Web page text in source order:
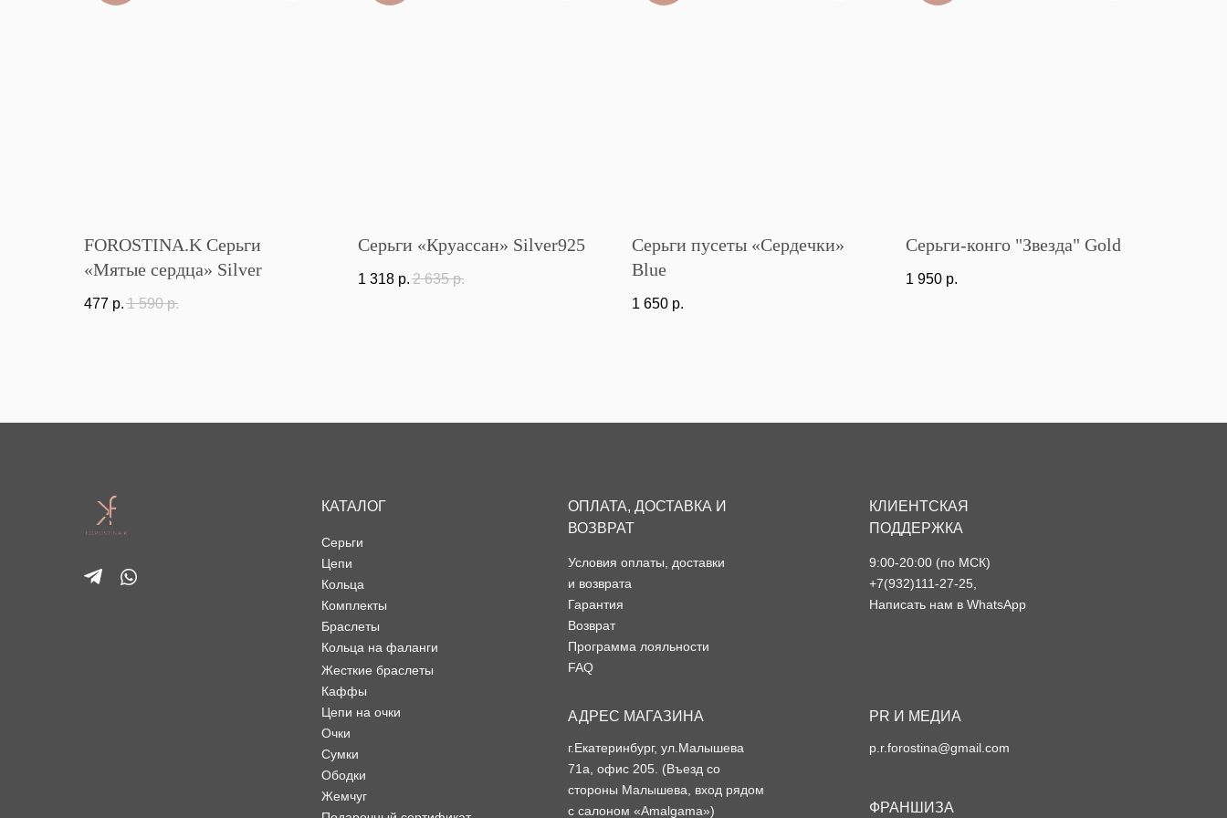
FOROSTINA.K Серьги
«Мятые сердца» Silver
477 р. 1 590 р.
Серьги «Круассан» Silver925
1 318 р. 2 635 р.
Серьги пусеты «Сердечки»
Blue
1 650 р.
Серьги-конго "Звезда" Gold
1 950 р.
Серьги
Цепи
Кольца
Комплекты
Браслеты
Кольца на фаланги
Условия оплаты, доставки
и возврата
Гарантия
Возврат
Программа лояльности
FAQ
КАТАЛОГ
ОПЛАТА, ДОСТАВКА И
ВОЗВРАТ
КЛИЕНТСКАЯ
ПОДДЕРЖКА
Жесткие браслеты
Каффы
Цепи на очки
Очки
Сумки
Ободки
Жемчуг
АДРЕС МАГАЗИНА
г.Екатеринбург, ул.Малышева
71а, офис 205. (Въезд со
стороны Малышева, вход рядом
с салоном «Amalgama»)
9:00-20:00 (по МСК)
+7(932)111-27-25
Написать нам в WhatsApp
PR И МЕДИА
p.r.forostina@gmail.com
ФРАНШИЗА